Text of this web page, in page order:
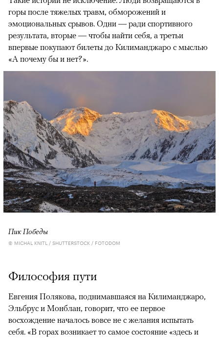
горы после тяжелых травм, обморожений и
эмоциональных срывов. Одни — ради спортивного
результата, вторые — чтобы найти себя, а третьи
впервые покупают билеты до Килиманджаро с мыслью
«А почему бы и нет?».
Пик Победы
© MICHAL KNITL / SHUTTERSTOCK / FOTODOM
Философия пути
Евгения Полякова, поднимавшаяся на Килиманджаро,
Эльбрус и Монблан, говорит, что ее первое
восхождение началось вовсе не с желания испытать
себя. «В горах возникает то самое состояние «здесь и